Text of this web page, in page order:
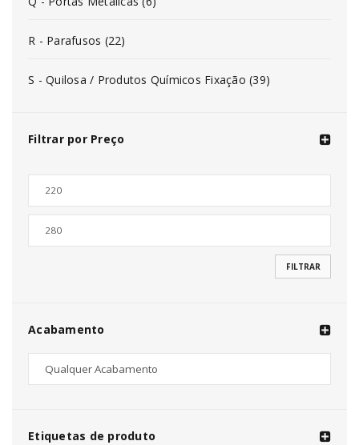
R - Parafusos (22)
S - Quilosa / Produtos Químicos Fixação (39)
Filtrar por Preço
FILTRAR
Acabamento
Etiquetas de produto